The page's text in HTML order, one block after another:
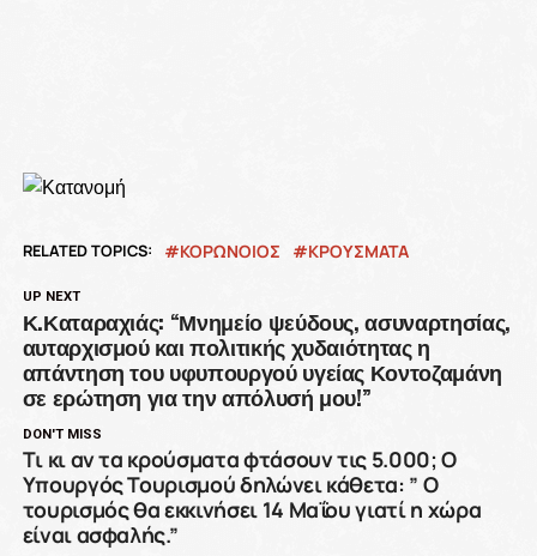
RELATED TOPICS: ΚΟΡΩΝΟΙΟΣ ΚΡΟΥΣΜΑΤΑ
UP NEXT
Κ.Καταραχιάς: “Μνημείο ψεύδους, ασυναρτησίας,
αυταρχισμού και πολιτικής χυδαιότητας η
απάντηση του υφυπουργού υγείας Κοντοζαμάνη
σε ερώτηση για την απόλυσή μου!”
DON'T MISS
Tι κι αν τα κρούσματα φτάσουν τις 5.000; Ο
Υπουργός Τουρισμού δηλώνει κάθετα: ” Ο
τουρισμός θα εκκινήσει 14 Μαΐου γιατί η χώρα
είναι ασφαλής.”